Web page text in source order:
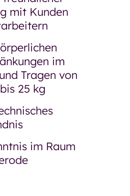
mit Kunden
im
Tragen von
25 kg
im Raum